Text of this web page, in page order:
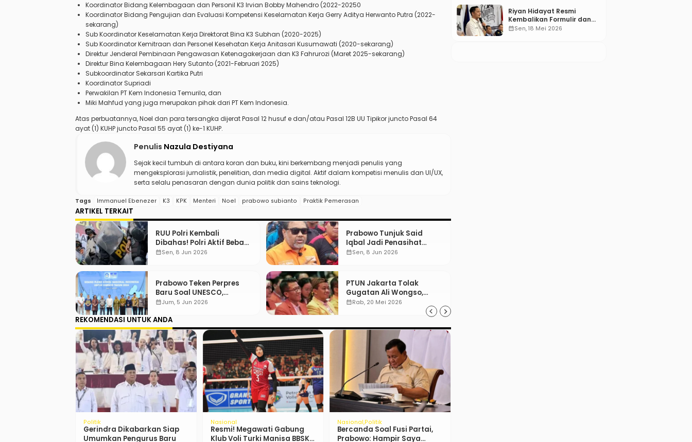
Koordinator Bidang Kelembagaan dan Personil K3 Irvian Bobby Mahendro (2022-20250
Koordinator Bidang Pengujian dan Evaluasi Kompetensi Keselamatan Kerja Gerry Aditya Herwanto Putra (2022-
sekarang)
Sub Koordinator Keselamatan Kerja Direktorat Bina K3 Subhan (2020-2025)
Sub Koordinator Kemitraan dan Personel Kesehatan Kerja Anitasari Kusumawati (2020-sekarang)
Direktur Jenderal Pembinaan Pengawasan Ketenagakerjaan dan K3 Fahrurozi (Maret 2025-sekarang)
Direktur Bina Kelembagaan Hery Sutanto (2021-Februari 2025)
Subkoordinator Sekarsari Kartika Putri
Koordinator Supriadi
Perwakilan PT Kem Indonesia Temurila, dan
Miki Mahfud yang juga merupakan pihak dari PT Kem Indonesia.
Atas perbuatannya, Noel dan para tersangka dijerat Pasal 12 husuf e dan/atau Pasal 12B UU Tipikor juncto Pasal 64
ayat (1) KUHP juncto Pasal 55 ayat (1) ke-1 KUHP.
Penulis Nazula Destiyana
Sejak kecil tumbuh di antara koran dan buku, kini berkembang menjadi penulis yang
mengeksplorasi jurnalistik, penelitian, dan media digital. Aktif dalam kompetisi menulis dan UI/UX,
serta selalu penasaran dengan dunia politik dan sains teknologi.
Tags Immanuel Ebenezer K3 KPK Menteri Noel prabowo subianto Praktik Pemerasan
ARTIKEL TERKAIT
RUU Polri Kembali
Dibahas! Polri Aktif Bebas
Menjabat Di Manapun
calendar_monthSen, 8 Jun 2026
Prabowo Tunjuk Said
Iqbal Jadi Penasihat
Khusus, Mengapa?
calendar_monthSen, 8 Jun 2026
Prabowo Teken Perpres
Baru Soal UNESCO,
Tentang Apa?
calendar_monthJum, 5 Jun 2026
PTUN Jakarta Tolak
Gugatan Ali Wongso,
Misbakhun: Ini hadiah
Ulang Tahun Ke-66 SOKSI
calendar_monthRab, 20 Mei 2026
REKOMENDASI UNTUK ANDA
Politik
Menkumham Pigai: Kasus
Keracunan MBG Bukan
Hukum
Soeharto Resmi Bergelar
Pahlawan Nasional
Politik
MK Pisahkan Pemilu
Nasional dan Daerah Mulai
Riyan Hidayat Resmi
Kembalikan Formulir dan
Berkas Pencalonan Ketua
calendar_monthSen, 18 Mei 2026